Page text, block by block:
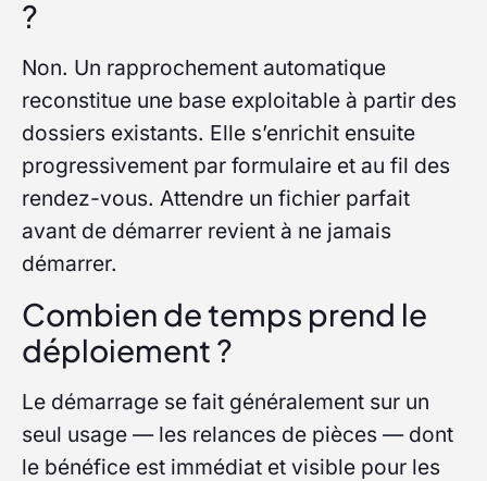
?
Non. Un rapprochement automatique
reconstitue une base exploitable à partir des
dossiers existants. Elle s’enrichit ensuite
progressivement par formulaire et au fil des
rendez-vous. Attendre un fichier parfait
avant de démarrer revient à ne jamais
démarrer.
Combien de temps prend le
déploiement ?
Le démarrage se fait généralement sur un
seul usage — les relances de pièces — dont
le bénéfice est immédiat et visible pour les